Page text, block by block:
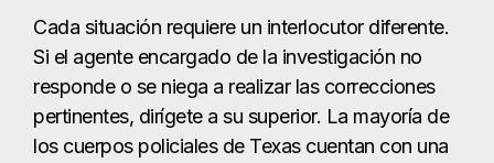
Cada situación requiere un interlocutor diferente.
Si el agente encargado de la investigación no
responde o se niega a realizar las correcciones
pertinentes, dirígete a su superior. La mayoría de
los cuerpos policiales de Texas cuentan con una